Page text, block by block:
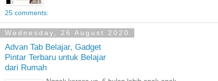
25 comments:
Wednesday, 26 August 2020
Advan Tab Belajar, Gadget
Pintar Terbaru untuk Belajar
dari Rumah